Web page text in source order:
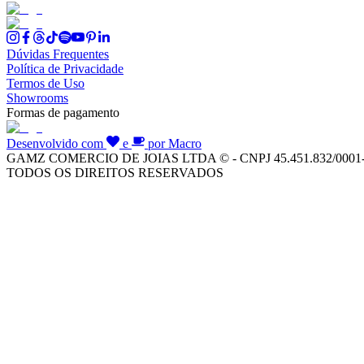
Dúvidas Frequentes
Política de Privacidade
Termos de Uso
Showrooms
Formas de pagamento
Desenvolvido com e
por Macro
GAMZ COMERCIO DE JOIAS LTDA © - CNPJ 45.451.832/
TODOS OS DIREITOS RESERVADOS